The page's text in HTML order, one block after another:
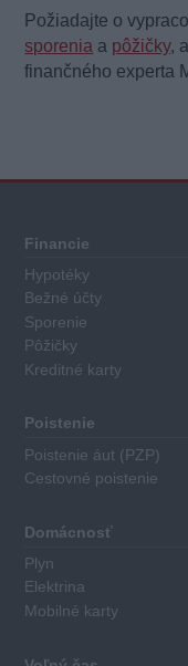
Požiadajte o
sporenia a pôžičky,
finančného experta
Financie
Hypotéky
Bežné účty
Sporenie
Pôžičky
Kreditné karty
Poistenie
Poistenie áut (PZP)
Cestovné poistenie
Domácnosť
Plyn
Elektrina
Mobilné karty